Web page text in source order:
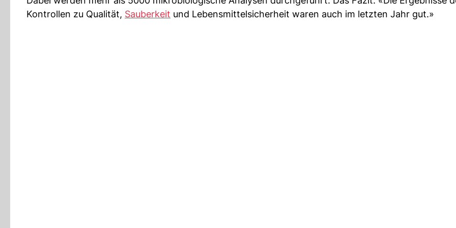
Kontrollen zu Qualität, Sauberkeit und Lebensmittelsicherheit waren auch im letzten Jahr gut.»